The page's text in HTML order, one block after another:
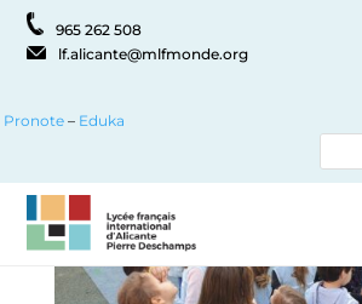
965 262 508
lf.alicante@mlfmonde.org
Pronote – Eduka